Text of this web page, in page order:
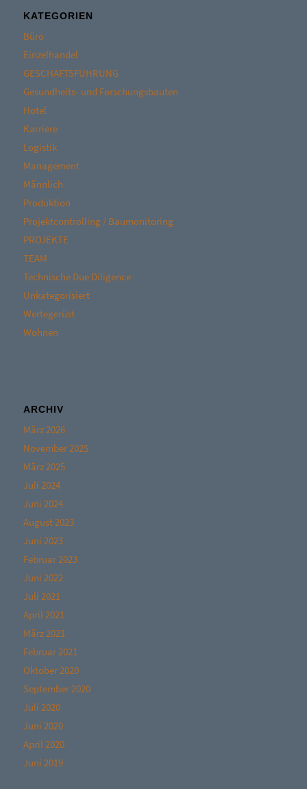
KATEGORIEN
Büro
Einzelhandel
GESCHÄFTSFÜHRUNG
Gesundheits- und Forschungsbauten
Hotel
Karriere
Logistik
Management
Männlich
Produktion
Projektcontrolling / Baumonitoring
PROJEKTE
TEAM
Technische Due Diligence
Unkategorisiert
Wertegerüst
Wohnen
ARCHIV
März 2026
November 2025
März 2025
Juli 2024
Juni 2024
August 2023
Juni 2023
Februar 2023
Juni 2022
Juli 2021
April 2021
März 2021
Februar 2021
Oktober 2020
September 2020
Juli 2020
Juni 2020
April 2020
Juni 2019